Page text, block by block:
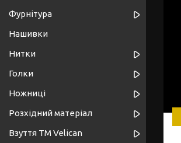
Фурнітура
Нашивки
Нитки
Голки
Ножниці
Розхідний матеріал
Взуття ТМ Velican